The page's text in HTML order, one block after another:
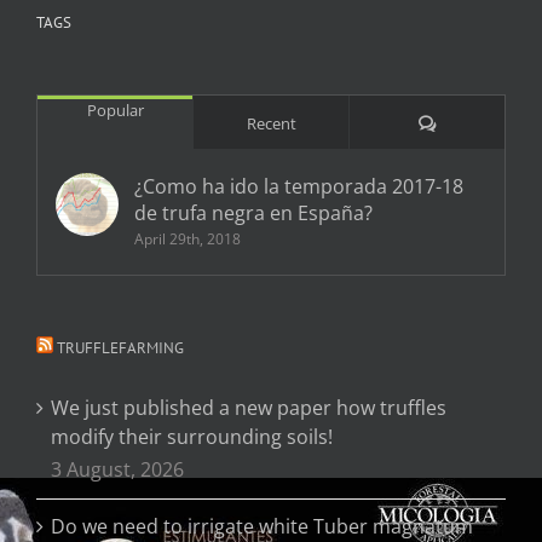
TAGS
Popular
Recent Comments
¿Como ha ido la temporada 2017-18
de trufa negra en España?
April 29th, 2018
TRUFFLEFARMING
We just published a new paper how truffles
modify their surrounding soils!
3 August, 2026
Do we need to irrigate white Tuber magnatum